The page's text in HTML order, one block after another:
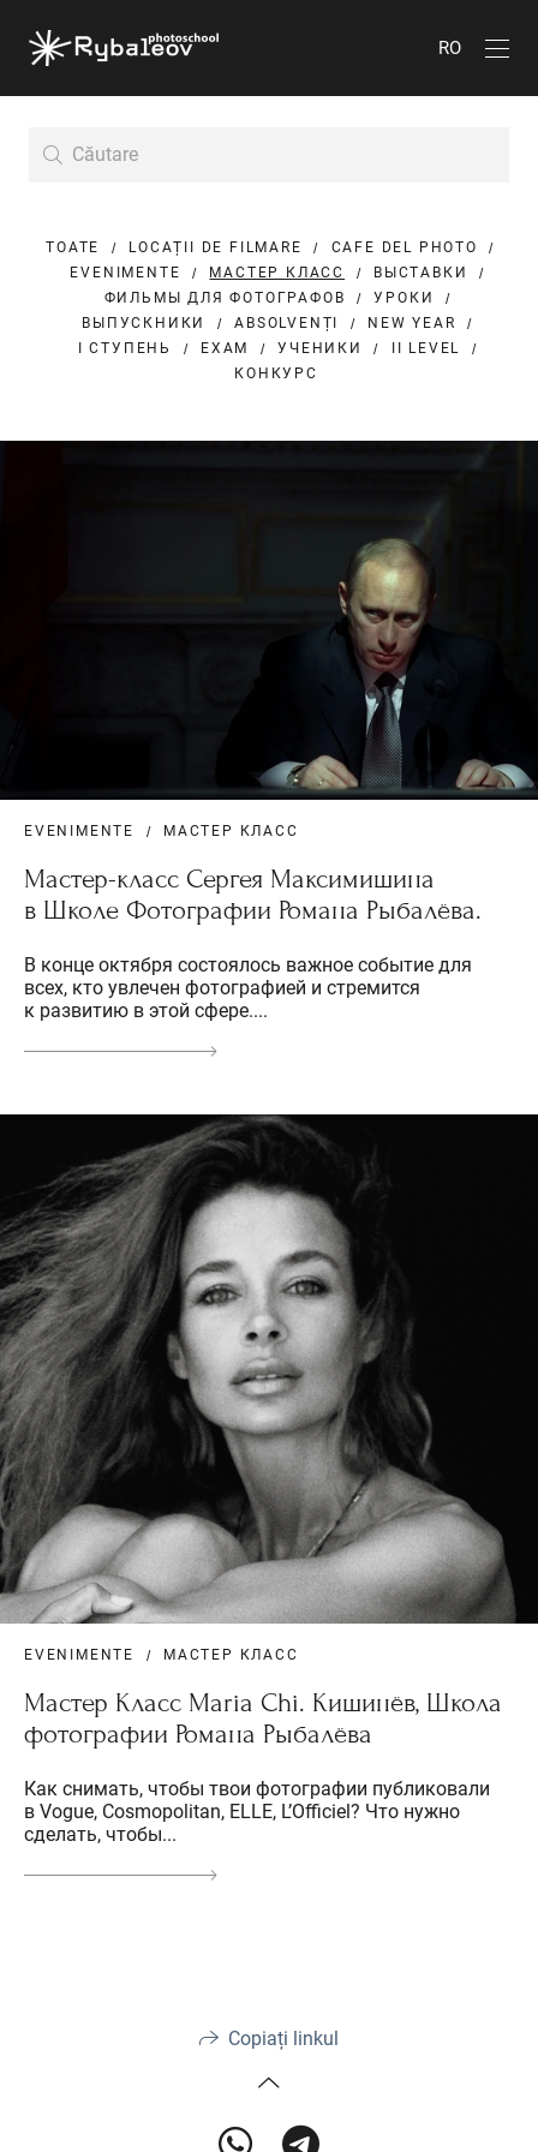
RO
TOATE LOCAȚII DE FILMARE
CAFE DEL PHOTO
EVENIMENTE
МАСТЕР КЛАСС
ВЫСТАВКИ
ФИЛЬМЫ ДЛЯ ФОТОГРАФОВ
УРОКИ
ВЫПУСКНИКИ
ABSOLVENȚI
NEW YEAR
I СТУПЕНЬ
EXAM УЧЕНИКИ
II LEVEL
КОНКУРС
EVENIMENTE МАСТЕР КЛАСС
Мастер-класс Сергея Максимишина
в Школе Фотографии Романа Рыбалёва.
В конце октября состоялось важное событие для
всех, кто увлечен фотографией и стремится
к развитию в этой сфере....
EVENIMENTE МАСТЕР КЛАСС
Мастер Класс Maria Chi. Кишинёв, Школа
фотографии Романа Рыбалёва
Как снимать, чтобы твои фотографии публиковали
в Vogue, Cosmopolitan, ELLE, L’Officiel? Что нужно
сделать, чтобы...
Copiați linkul